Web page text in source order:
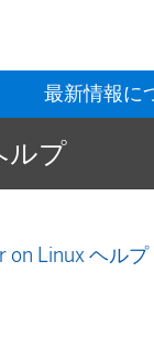
最新情報に
ルプ
on Linux ヘルプ